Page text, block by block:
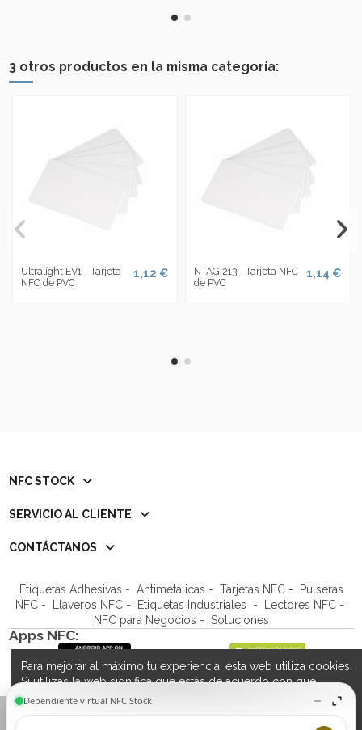
3 otros productos en la misma categoría:
Ultralight EV1 - Tarjeta
NFC de PVC
1,12 €
NTAG 213 - Tarjeta NFC
de PVC
1,14 €
NFC STOCK
SERVICIO AL CLIENTE
CONTÁCTANOS
Etiquetas Adhesivas - Antimetálicas - Tarjetas NFC-
Pulseras
NFC- Llaveros NFC- Etiquetas Industriales - Lectores NFC-
NFC para Negocios - Soluciones
Apps NFC:
SÍGUENOS
Para mejorar al máximo tu experiencia, esta web utiliza cookies.
Si utilizas la web significa que estás de acuerdo con que
usemos cookies. Hemos publicado una nueva política de